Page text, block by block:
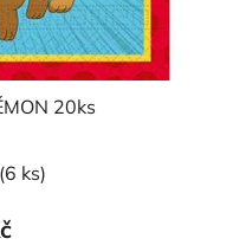
20ks
(6 ks)